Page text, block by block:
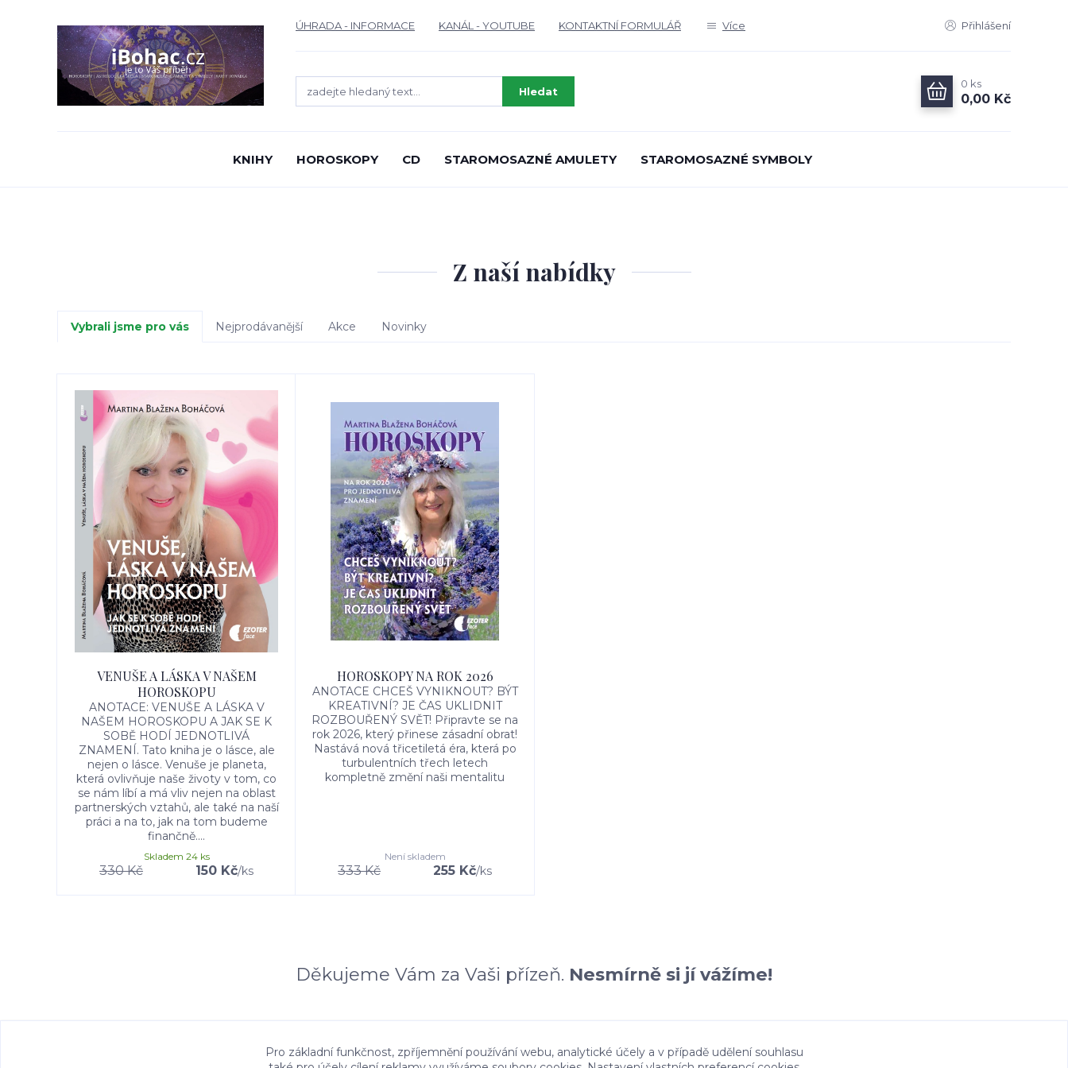
ÚHRADA - INFORMACE KANÁL - YOUTUBE KONTAKTNÍ FORMULÁŘ Více Přihlášení
Hledat
0 ks
0,00 Kč
KNIHY HOROSKOPY CD STAROMOSAZNÉ AMULETY STAROMOSAZNÉ SYMBOLY
Z naší nabídky
Vybrali jsme pro vás Nejprodávanější Akce Novinky
VENUŠE A LÁSKA V NAŠEM
HOROSKOPU
ANOTACE: VENUŠE A LÁSKA V
NAŠEM HOROSKOPU A JAK SE K
SOBĚ HODÍ JEDNOTLIVÁ
ZNAMENÍ. Tato kniha je o lásce, ale
nejen o lásce. Venuše je planeta,
která ovlivňuje naše životy v tom, co
se nám líbí a má vliv nejen na oblast
partnerských vztahů, ale také na naší
práci a na to, jak na tom budeme
finančně....
330 Kč 150 Kč/ks
Skladem 24 ks
HOROSKOPY NA ROK 2026
ANOTACE CHCEŠ VYNIKNOUT? BÝT
KREATIVNÍ? JE ČAS UKLIDNIT
ROZBOUŘENÝ SVĚT! Připravte se na
rok 2026, který přinese zásadní obrat!
Nastává nová třicetiletá éra, která po
turbulentních třech letech
kompletně změní naši mentalitu
333 Kč 255 Kč/ks
Není skladem
Děkujeme Vám za Vaši přízeň. Nesmírně si jí vážíme!
Pro základní funkčnost, zpříjemnění používání webu, analytické účely a v případě udělení souhlasu